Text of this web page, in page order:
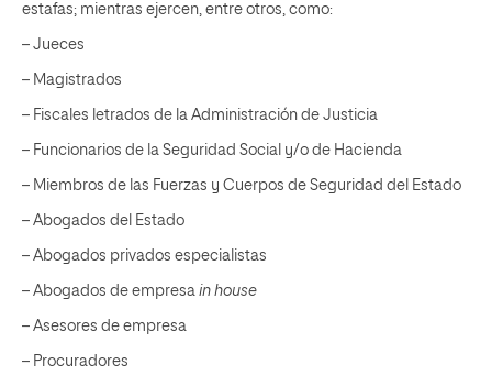
estafas; mientras ejercen, entre otros, como:
– Jueces
– Magistrados
– Fiscales letrados de la Administración de Justicia
– Funcionarios de la Seguridad Social y/o de Hacienda
– Miembros de las Fuerzas y Cuerpos de Seguridad del Estado
– Abogados del Estado
– Abogados privados especialistas
– Abogados de empresa in house
– Asesores de empresa
– Procuradores